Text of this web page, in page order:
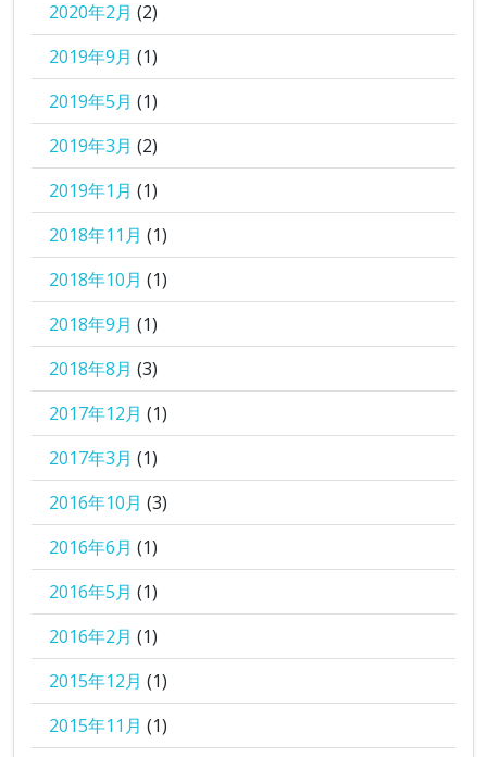
2020年2月 (2)
2019年9月 (1)
2019年5月 (1)
2019年3月 (2)
2019年1月 (1)
2018年11月 (1)
2018年10月 (1)
2018年9月 (1)
2018年8月 (3)
2017年12月 (1)
2017年3月 (1)
2016年10月 (3)
2016年6月 (1)
2016年5月 (1)
2016年2月 (1)
2015年12月 (1)
2015年11月 (1)